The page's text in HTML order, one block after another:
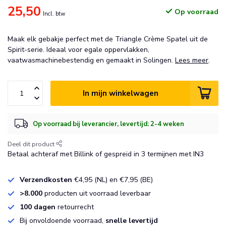
25,50 Incl. btw Op voorraad
Maak elk gebakje perfect met de Triangle Crème Spatel uit de
Spirit-serie. Ideaal voor egale oppervlakken,
vaatwasmachinebestendig en gemaakt in Solingen. Lees meer.
In mijn winkelwagen
Op voorraad bij leverancier, levertijd: 2-4 weken
Deel dit product
Betaal achteraf met Billink of gespreid in 3 termijnen met IN3
Verzendkosten €4,95 (NL) en €7,95 (BE)
>8.000 producten uit voorraad leverbaar
100 dagen retourrecht
Bij onvoldoende voorraad, snelle levertijd